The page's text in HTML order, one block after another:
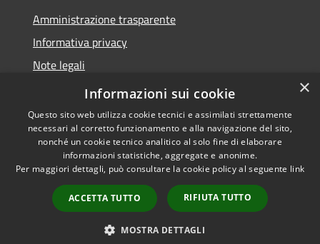
Amministrazione trasparente
Informativa privacy
Note legali
dichiarazione di accessibilità
Accessibilità
Copyright © 2026 • Comune di
Caselle Torinese • Powered by
Municipium•
Accesso
redazione
×
Informazioni sui cookie
Questo sito web utilizza cookie tecnici e assimilati strettamente
necessari al corretto funzionamento e alla navigazione del sito,
nonché un cookie tecnico analitico al solo fine di elaborare
informazioni statistiche, aggregate e anonime.
Per maggiori dettagli, può consultare la cookie policy al seguente link
ACCETTA TUTTO RIFIUTA TUTTO
MOSTRA DETTAGLI